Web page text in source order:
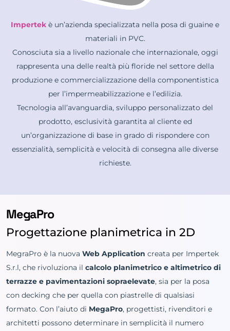
Impertek è un’azienda specializzata nella posa di guaine e
materiali in PVC.
Conosciuta sia a livello nazionale che internazionale, oggi
rappresenta una delle realtà più floride nel settore della
produzione e commercializzazione della componentistica
per l’impermeabilizzazione e l’edilizia.
Tecnologia all’avanguardia, sviluppo personalizzato del
prodotto, esclusività garantita al cliente ed
un’organizzazione di base in grado di rispondere con
essenzialità, semplicità e velocità di consegna alle diverse
richieste.
MegaPro
Progettazione planimetrica in 2D
MegraPro è la nuova Web Application creata per Impertek
S.r.l, che rivoluziona il calcolo planimetrico e altimetrico di
terrazze e pavimentazioni sopraelevate, sia per la posa
con decking che per quella con piastrelle di qualsiasi
formato. Con l’aiuto di MegaPro, progettisti, rivenditori e
architetti possono determinare in semplicità il numero